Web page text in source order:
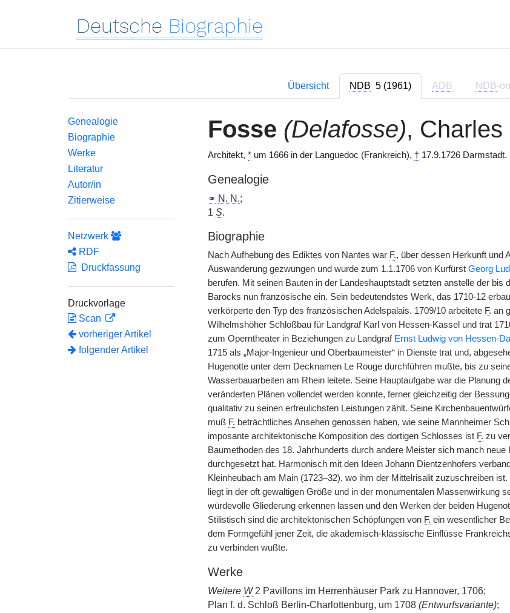
Deutsche Biographie
Übersicht NDB 5 (1961) ADB NDB-
Genealogie
Biographie
Werke
Literatur
Autor/in
Zitierweise
Netzwerk
RDF
Druckfassung
Druckvorlage
Scan
vorheriger Artikel
folgender Artikel
Fosse (Delafosse), Charles
Architekt, *um 1666 in der Languedoc (Frankreich), †17.9.1726 Darmstadt.
Genealogie
⚭ N. N.;
1 S.
Biographie
Nach Aufhebung des Ediktes von Nantes war F., über dessen Herkunft und
Auswanderung gezwungen und wurde zum 1.1.1706 von Kurfürst Georg
berufen. Mit seinen Bauten in der Landeshauptstadt setzten anstelle der
Barocks nun französische ein. Sein bedeutendstes Werk, das 1710-12
verkörperte den Typ des französischen Adelspalais. 1709/10 arbeitete F. an
Wilhelmshöher Schloßbau für Landgraf Karl von Hessen-Kassel und trat
zum Operntheater in Beziehungen zu Landgraf Ernst Ludwig von Hessen-
1715 als „Major-Ingenieur und Oberbaumeister“ in Dienste trat und,
Hugenotte unter dem Decknamen Le Rouge durchführen mußte, bis zu
Wasserbauarbeiten am Rhein leitete. Seine Hauptaufgabe war die Planung
veränderten Plänen vollendet werden konnte, ferner gleichzeitig der
qualitativ zu seinen erfreulichsten Leistungen zählt. Seine
muß F. beträchtliches Ansehen genossen haben, wie seine Mannheimer
imposante architektonische Komposition des dortigen Schlosses ist F. zu
Baumethoden des 18. Jahrhunderts durch andere Meister sich manch
durchgesetzt hat. Harmonisch mit den Ideen Johann Dientzenhofers
Kleinheubach am Main (1723–32), wo ihm der Mittelrisalit zuzuschreiben
liegt in der oft gewaltigen Größe und in der monumentalen Massenwirkung
würdevolle Gliederung erkennen lassen und den Werken der beiden
Stilistisch sind die architektonischen Schöpfungen von F. ein wesentlicher
dem Formgefühl jener Zeit, die akademisch-klassische Einflüsse
zu verbinden wußte.
Werke
Weitere W2 Pavillons im Herrenhäuser Park zu Hannover, 1706;
Plan f. d. Schloß Berlin-Charlottenburg, um 1708 (Entwurfsvariante);